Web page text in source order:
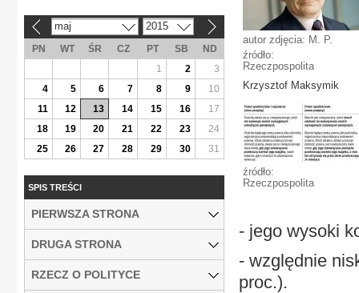
autor zdjęcia: M. P.
źródło:
Rzeczpospolita
Krzysztof Maksymik
źródło:
Rzeczpospolita
- jego wysoki
- względnie
proc.).
maj 2015
PN WT ŚR CZ PT SB
ND
1
2
3
4
5 6 7 8 9
10
11
12 13 14 15 16
17
18
19 20 21 22 23
24
25
26 27 28 29 30 31
SPIS TREŚCI
PIERWSZA STRONA
DRUGA STRONA
RZECZ O POLITYCE